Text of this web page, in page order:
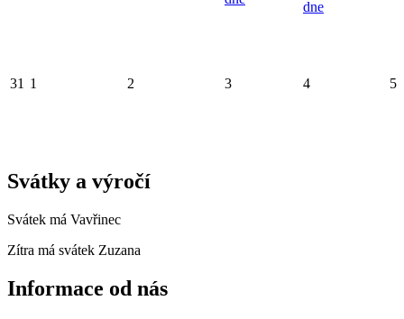
dne
31 1 2 3 4 5
Svátky a výročí
Svátek má Vavřinec
Zítra má svátek Zuzana
Informace od nás